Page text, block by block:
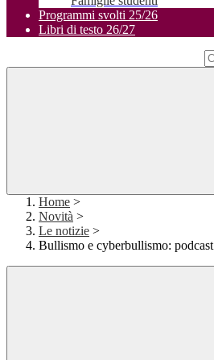
Programmi svolti 25/26
Libri di testo 26/27
Home >
Novità >
Le notizie >
Bullismo e cyberbullismo: podcast